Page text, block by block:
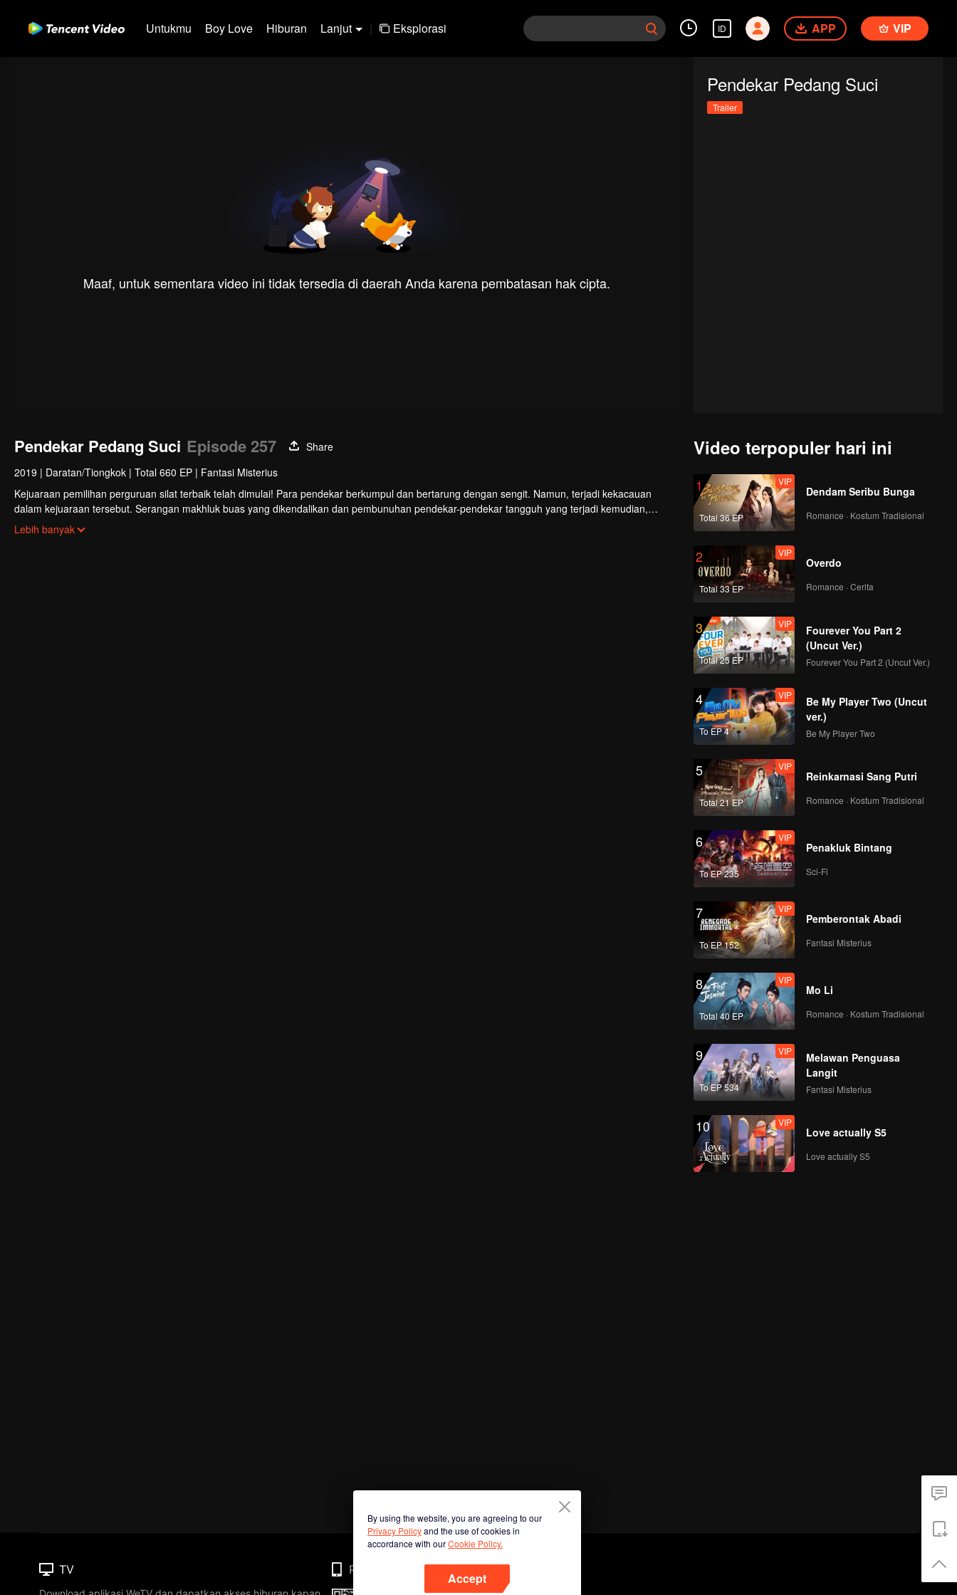
Untukmu Boy Love Hiburan Lanjut | Eksplorasi ID APP VIP
Maaf, untuk sementara video ini tidak tersedia di daerah Anda karena pembatasan hak cipta.
Pendekar Pedang Suci
Trailer
Pendekar Pedang Suci Episode 257
Share
2019 | Daratan/Tiongkok | Total 660 EP | Fantasi Misterius
Kejuaraan pemilihan perguruan silat terbaik telah dimulai! Para pendekar berkumpul dan bertarung dengan sengit. Namun, terjadi kekacauan
dalam kejuaraan tersebut. Serangan makhluk buas yang dikendalikan dan pembunuhan pendekar-pendekar tangguh yang terjadi kemudian,
mengungkap fakta keterlibatan Sekte Evolusi Surgawi. Menjadi tugas Chu Xingyun menghadapi rintangan itu dan menjadi pendekar nomor wahid
di rimba persilatan.
Lebih banyak
Video terpopuler hari ini
1
Total 36 EP
VIP
Dendam Seribu Bunga
Romance · Kostum Tradisional
2
Total 33 EP
VIP
Overdo
Romance · Cerita
3
Total 25 EP
VIP
Fourever You Part 2
(Uncut Ver.)
Fourever You Part 2 (Uncut Ver.)
4
To EP 4
VIP
Be My Player Two (Uncut
ver.)
Be My Player Two
5
Total 21 EP
VIP
Reinkarnasi Sang Putri
Romance · Kostum Tradisional
6
To EP 235
VIP
Penakluk Bintang
Sci-Fi
7
To EP 152
VIP
Pemberontak Abadi
Fantasi Misterius
8
Total 40 EP
VIP
Mo Li
Romance · Kostum Tradisional
9
To EP 534
VIP
Melawan Penguasa
Langit
Fantasi Misterius
10 VIP
Love actually S5
Love actually S5
By using the website, you are agreeing to our
Privacy Policyand the use of cookies in
accordance with ourCookie Policy.
Accept
TV Phone